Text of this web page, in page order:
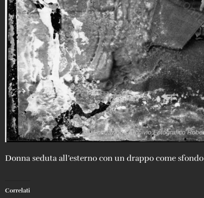
Donna seduta all’esterno con un drappo come sfondo
Correlati